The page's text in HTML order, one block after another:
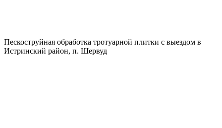
Пескоструйная обработка тротуарной плитки с выездом в
Истринский район, п. Шервуд